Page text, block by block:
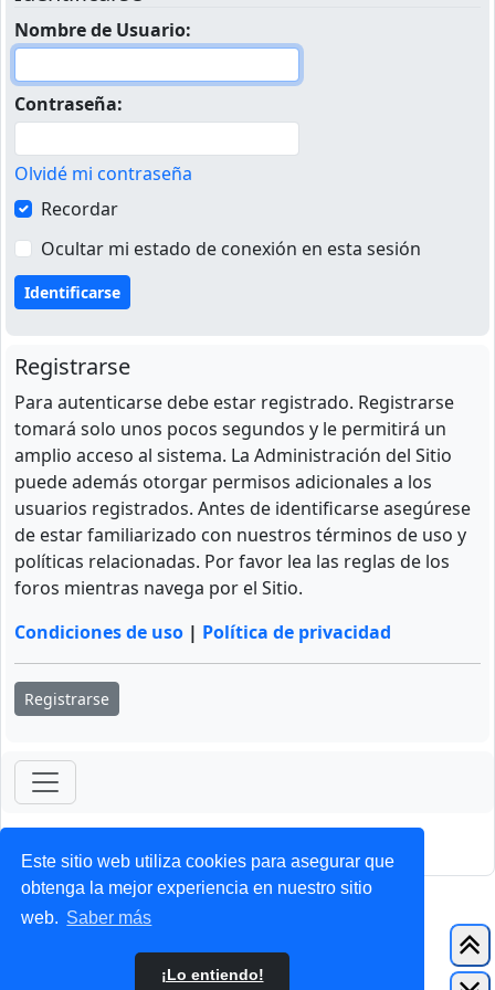
Este sitio web utiliza cookies para asegurar que
obtenga la mejor experiencia en nuestro sitio
web. Saber más
¡Lo entiendo!
Nombre de Usuario:
Contraseña:
Olvidé mi contraseña
Recordar
Ocultar mi estado de conexión en esta sesión
Registrarse
Para autenticarse debe estar registrado. Registrarse
tomará solo unos pocos segundos y le permitirá un
amplio acceso al sistema. La Administración del Sitio
puede además otorgar permisos adicionales a los
usuarios registrados. Antes de identificarse asegúrese
de estar familiarizado con nuestros términos de uso y
políticas relacionadas. Por favor lea las reglas de los
foros mientras navega por el Sitio.
Condiciones de uso | Política de privacidad
Registrarse
ForoClub 2025
Privacidad| Condiciones